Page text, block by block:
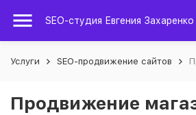
SEO-студия Евгения Захаренко
Услуги SEO-продвижение сайтов
Продвижение